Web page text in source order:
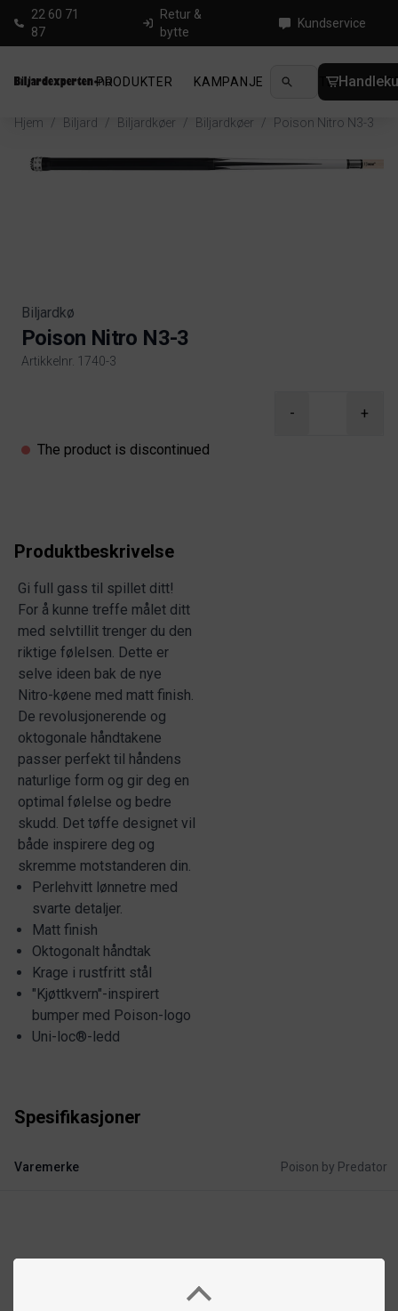
22 60 71
87
Retur &
bytte
Kundservice
PRODUKTER KAMPANJE NYHETER
Hjem / Biljard / Biljardkøer / Biljardkøer / Poison Nitro N3-3
Biljardkø
Poison Nitro N3-3
Artikkelnr. 1740-3
- +
The product is discontinued
Produktbeskrivelse
Gi full gass til spillet ditt!
For å kunne treffe målet ditt
med selvtillit trenger du den
riktige følelsen. Dette er
selve ideen bak de nye
Nitro-køene med matt finish.
De revolusjonerende og
oktogonale håndtakene
passer perfekt til håndens
naturlige form og gir deg en
optimal følelse og bedre
skudd. Det tøffe designet vil
både inspirere deg og
skremme motstanderen din.
Perlehvitt lønnetre med
svarte detaljer.
Matt finish
Oktogonalt håndtak
Krage i rustfritt stål
"Kjøttkvern"-inspirert
bumper med Poison-logo
Uni-loc®-ledd
Spesifikasjoner
Varemerke Poison by Predator